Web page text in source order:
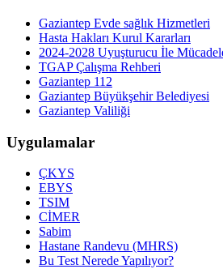
Gaziantep Evde sağlık Hizmetleri
Hasta Hakları Kurul Kararları
2024-2028 Uyuşturucu İle
TGAP Çalışma Rehberi
Gaziantep 112
Gaziantep Büyükşehir Belediyesi
Gaziantep Valiliği
Uygulamalar
ÇKYS
EBYS
TSIM
CİMER
Sabim
Hastane Randevu (MHRS)
Bu Test Nerede Yapılıyor?